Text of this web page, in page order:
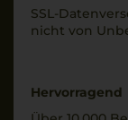
SSL-
nicht von
Hervorragend